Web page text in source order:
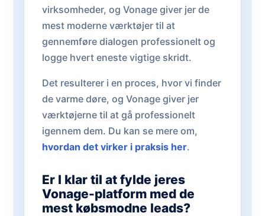
virksomheder, og Vonage giver jer de
mest moderne værktøjer til at
gennemføre dialogen professionelt og
logge hvert eneste vigtige skridt.
Det resulterer i en proces, hvor vi finder
de varme døre, og Vonage giver jer
værktøjerne til at gå professionelt
igennem dem. Du kan se mere om,
hvordan det virker i praksis her.
Er I klar til at fylde jeres
Vonage-platform med de
mest købsmodne leads?